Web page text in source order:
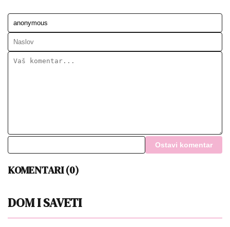
Ostavi komentar
KOMENTARI (0)
DOM I SAVETI